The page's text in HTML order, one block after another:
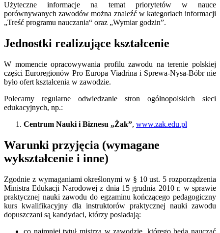
Użyteczne informacje na temat priorytetów w nauce
porównywanych zawodów można znaleźć w kategoriach informacji
„Treść programu nauczania“ oraz „Wymiar godzin”.
Jednostki realizujące kształcenie
W momencie opracowywania profilu zawodu na terenie polskiej
części Euroregionów Pro Europa Viadrina i Sprewa-Nysa-Bóbr nie
było ofert kształcenia w zawodzie.
Polecamy regularne odwiedzanie stron ogólnopolskich sieci
edukacyjnych, np.:
Centrum Nauki i Biznesu „Żak”, www.zak.edu.pl
Warunki przyjęcia (wymagane
wykształcenie i inne)
Zgodnie z wymaganiami określonymi w § 10 ust. 5 rozporządzenia
Ministra Edukacji Narodowej z dnia 15 grudnia 2010 r. w sprawie
praktycznej nauki zawodu do egzaminu kończącego pedagogiczny
kurs kwalifikacyjny dla instruktorów praktycznej nauki zawodu
dopuszczani są kandydaci, którzy posiadają:
co najmniej tytuł mistrza w zawodzie, którego będą nauczać